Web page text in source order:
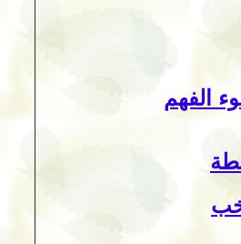
الفهم